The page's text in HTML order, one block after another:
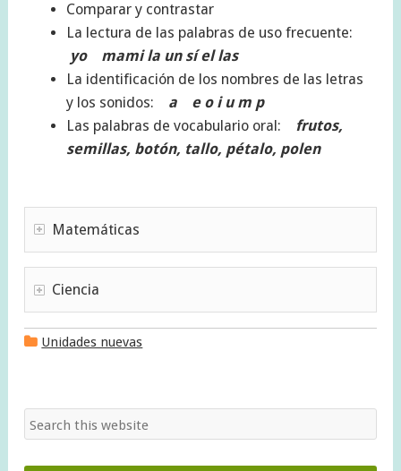
Comparar y contrastar
La lectura de las palabras de uso frecuente:
yo mami la un sí el las
La identificación de los nombres de las letras
y los sonidos: a e o i u m p
Las palabras de vocabulario oral: frutos,
semillas, botón, tallo, pétalo, polen
Matemáticas
Ciencia
Unidades nuevas